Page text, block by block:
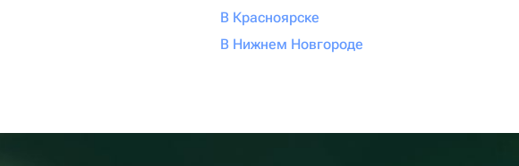
В Красноярске
В Нижнем Новгороде